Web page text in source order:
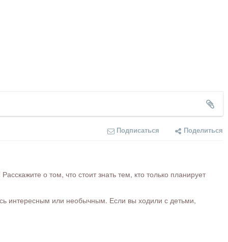
Подписаться Поделиться
о том, что стоит знать тем, кто только планирует
интересным или необычным. Если вы ходили с детьми,